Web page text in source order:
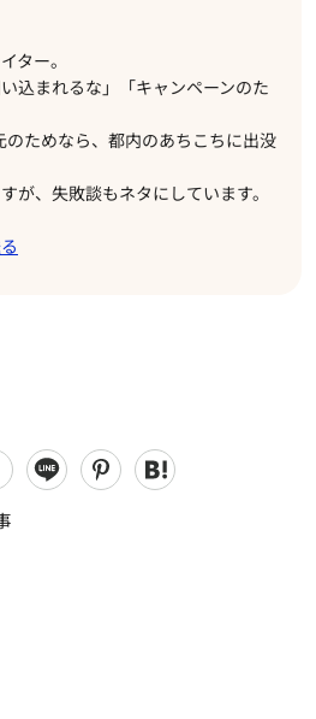
ター。
込まれるな」「キャンペーンのた
のためなら、都内のあちこちに出没
が、失敗談もネタにしています。